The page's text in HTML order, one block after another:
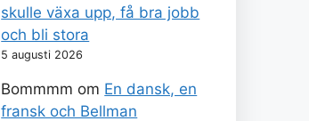
skulle växa upp, få bra jobb
och bli stora
5 augusti 2026
Bommmm om En dansk, en
fransk och Bellman